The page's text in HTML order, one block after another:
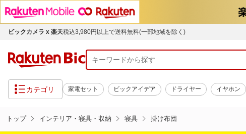
ビックカメラ x 楽天税込3,980円以上で送料無料(一部地域を除く)
カテゴリ 家電セット ビックアイデア ドライヤー イヤホン
トップ インテリア・寝具・収納 寝具 掛け布団